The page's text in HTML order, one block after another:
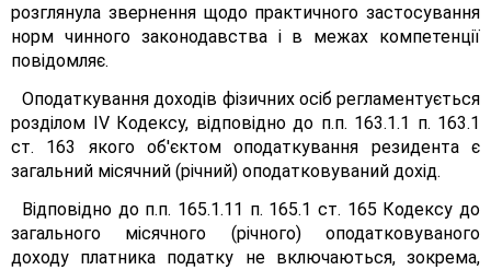
розглянула звернення щодо практичного застосування
норм чинного законодавства і в межах компетенції
повідомляє.
Оподаткування доходів фізичних осіб регламентується
розділом IV Кодексу, відповідно до п.п. 163.1.1 п. 163.1
ст. 163 якого об'єктом оподаткування резидента є
загальний місячний (річний) оподатковуваний дохід.
Відповідно до п.п. 165.1.11 п. 165.1 ст. 165 Кодексу до
загального місячного (річного) оподатковуваного
доходу платника податку не включаються, зокрема,